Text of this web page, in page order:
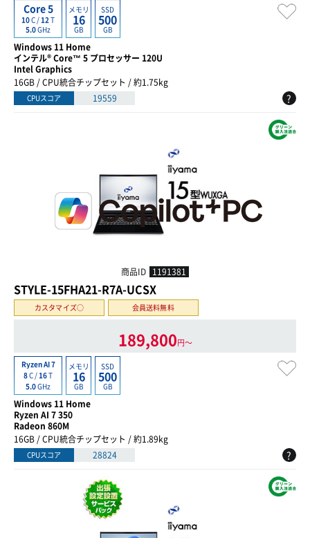
Core 5
10C /12T
5.0GHz
メモリ
16
GB
SSD
500
GB
Windows 11 Home
インテル® Core™ 5 プロセッサー 120U
Intel Graphics
16GB / CPU統合チップセット / 約1.75kg
CPUスコア 19559 ?
商品ID 1191381
STYLE-15FHA21-R7A-UCSX
カスタマイズ○ 会員送料無料
189,800円〜
Ryzen AI 7
8C /16T
5.0GHz
メモリ
16
GB
SSD
500
GB
Windows 11 Home
Ryzen AI 7 350
Radeon 860M
16GB / CPU統合チップセット / 約1.89kg
CPUスコア 28824 ?